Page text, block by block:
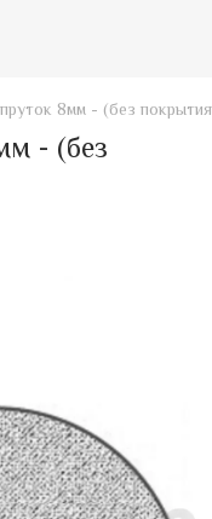
8мм - (без
- (без